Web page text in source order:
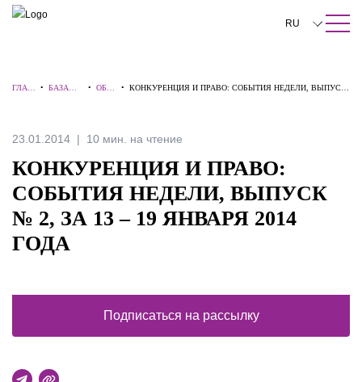
ПОИСК ПО САЙТУ Закрыть
RU
中文
Italiano
ГЛАВ
•БАЗА
• ОБЗО
• КОНКУРЕНЦИЯ И ПРАВО: СОБЫТИЯ НЕДЕЛИ, ВЫПУСК
23.01.2014 10 мин. на чтение
КОНКУРЕНЦИЯ И ПРАВО:
СОБЫТИЯ НЕДЕЛИ, ВЫПУСК
№ 2, ЗА 13 – 19 ЯНВАРЯ 2014
ГОДА
Подписаться на рассылку